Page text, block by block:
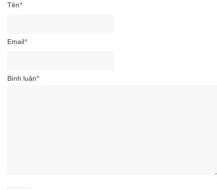
Tên*
Email*
Bình luận*